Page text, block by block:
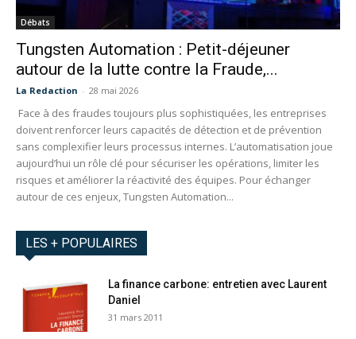
Débats
Tungsten Automation : Petit-déjeuner
autour de la lutte contre la Fraude,...
La Redaction - 28 mai 2026
Face à des fraudes toujours plus sophistiquées, les entreprises
doivent renforcer leurs capacités de détection et de prévention
sans complexifier leurs processus internes. L’automatisation joue
aujourd’hui un rôle clé pour sécuriser les opérations, limiter les
risques et améliorer la réactivité des équipes. Pour échanger
autour de ces enjeux, Tungsten Automation...
LES + POPULAIRES
La finance carbone: entretien avec Laurent
Daniel
31 mars 2011